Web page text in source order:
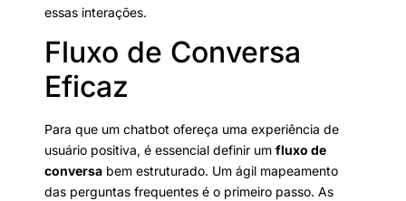
essas interações.
Fluxo de Conversa
Eficaz
Para que um chatbot ofereça uma experiência de
usuário positiva, é essencial definir um fluxo de
conversa bem estruturado. Um ágil mapeamento
das perguntas frequentes é o primeiro passo. As